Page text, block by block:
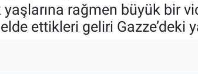
yaşlarına rağmen büyük bir
ettikleri geliri Gazze’deki